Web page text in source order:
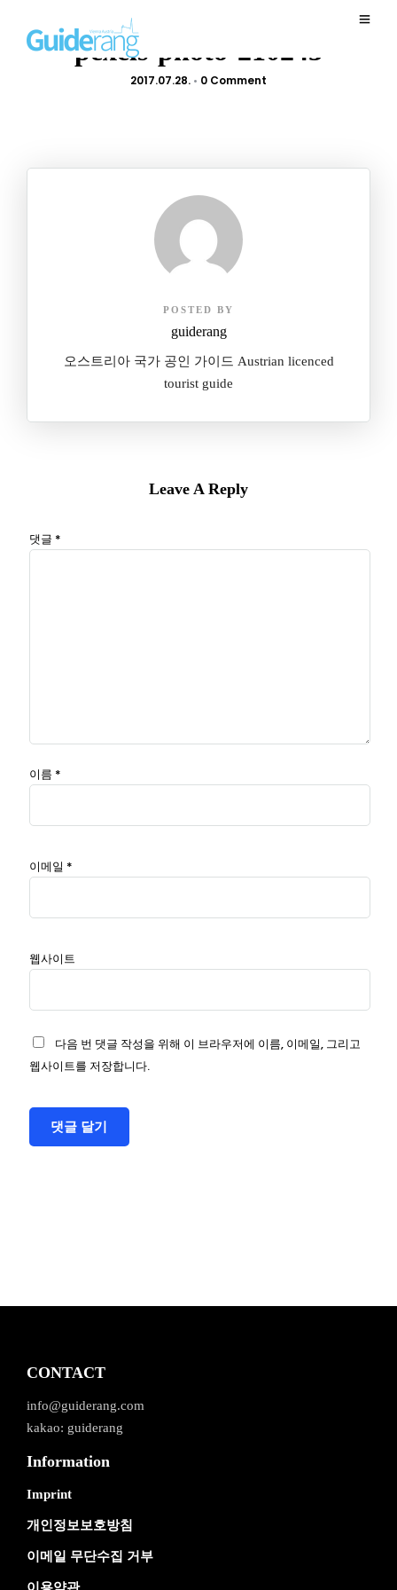
pexels-photo-210243
2017.07.28. • 0 Comment
POSTED BY
guiderang
오스트리아 국가 공인 가이드 Austrian licenced
tourist guide
Leave A Reply
댓글 *
이름 *
이메일 *
웹사이트
다음 번 댓글 작성을 위해 이 브라우저에 이름, 이메일, 그리고
웹사이트를 저장합니다.
CONTACT
info@guiderang.com
kakao: guiderang
Information
Imprint
개인정보보호방침
이메일 무단수집 거부
이용약관